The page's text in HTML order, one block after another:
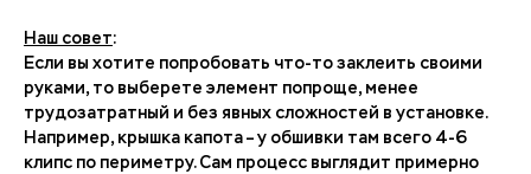
Наш совет:
Если вы хотите попробовать что-то заклеить своими
руками, то выберете элемент попроще, менее
трудозатратный и без явных сложностей в установке.
Например, крышка капота – у обшивки там всего 4-6
клипс по периметру. Сам процесс выглядит примерно